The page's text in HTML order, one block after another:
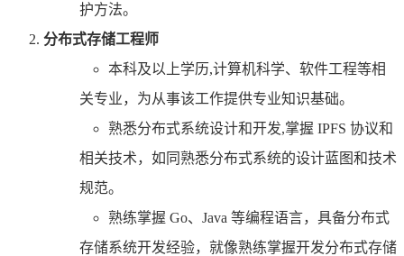
护方法。
分布式存储工程师
本科及以上学历,计算机科学、软件工程等相
关专业，为从事该工作提供专业知识基础。
熟悉分布式系统设计和开发,掌握 IPFS 协议和
相关技术，如同熟悉分布式系统的设计蓝图和技术
规范。
熟练掌握 Go、Java 等编程语言，具备分布式
存储系统开发经验，就像熟练掌握开发分布式存储